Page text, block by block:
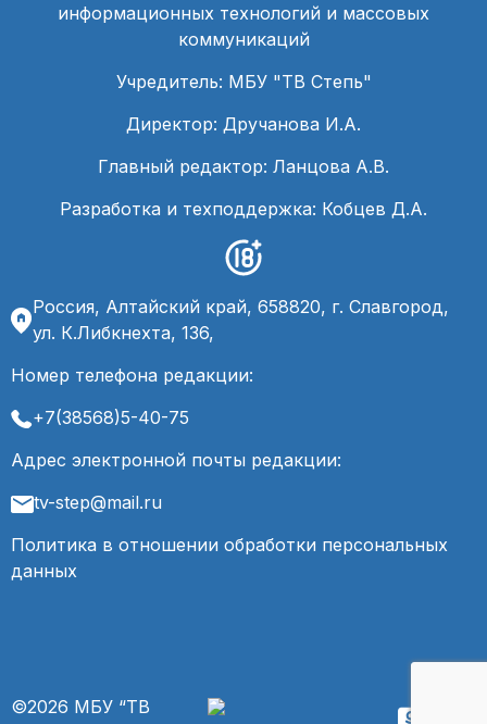
информационных технологий и массовых
коммуникаций
Учредитель: МБУ "ТВ Степь"
Директор: Дручанова И.А.
Главный редактор: Ланцова А.В.
Разработка и техподдержка: Кобцев Д.А.
Россия, Алтайский край, 658820, г. Славгород,
ул. К.Либкнехта, 136,
Номер телефона редакции:
+7(38568)5-40-75
Адрес электронной почты редакции:
tv-step@mail.ru
Политика в отношении обработки персональных
данных
©2026 МБУ “ТВ